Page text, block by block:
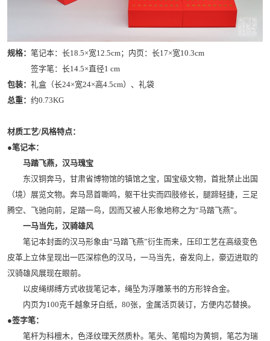
规格： 笔记本：长18.5×宽12.5cm；内页：长17×宽10.3cm
签字笔：长14.5×直径1 cm
包装： 礼盒（长24×宽24×高4.5cm）、礼袋
总重： 约0.73KG
材质工艺/风格特点：
●笔记本：
马踏飞燕，汉马瑰宝
东汉铜奔马，甘肃省博物馆的镇馆之宝，国宝级文物，首批禁止出国
（境）展览文物。奔马昂首嘶鸣，躯干壮实而四肢修长，腿蹄轻捷，三足
腾空、飞驰向前，足踏一鸟，因而又被人形象地称之为“马踏飞燕”。
一马当先，汉骑雄风
笔记本封面的汉马形象由“马踏飞燕”衍生而来，压印工艺在高级变色
皮革上立体呈现出一匹深棕色的汉马，一马当先，奋发向上，豪迈进取的
汉骑雄风展现在眼前。
以皮绳绑缚方式收拢笔记本，绳坠为浮雕篆书的方形锌合金。
内页为100克千越象牙白纸，80张，金属活页装订，方便内芯替换。
●签字笔：
笔杆为科檀木，色泽纹理天然质朴。笔头、笔帽均为黄铜，笔芯为瑞